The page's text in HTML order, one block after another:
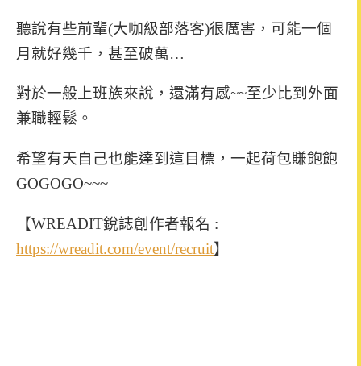
聽說有些前輩(大咖級部落客)很厲害，可能一個
月就好幾千，甚至破萬…
對於一般上班族來說，還滿有感~~至少比到外面
兼職輕鬆。
希望有天自己也能達到這目標，一起荷包賺飽飽
GOGOGO~~~
【WREADIT銳誌創作者報名 :
https://wreadit.com/event/recruit】